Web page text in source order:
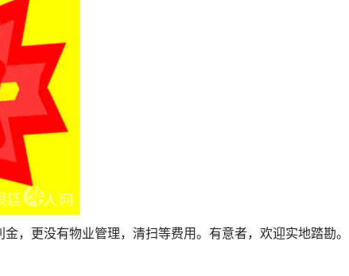
，更没有物业管理，清扫等费用。有意者，欢迎实地踏勘。